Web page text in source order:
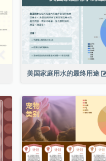
美国家庭用水的最终用途